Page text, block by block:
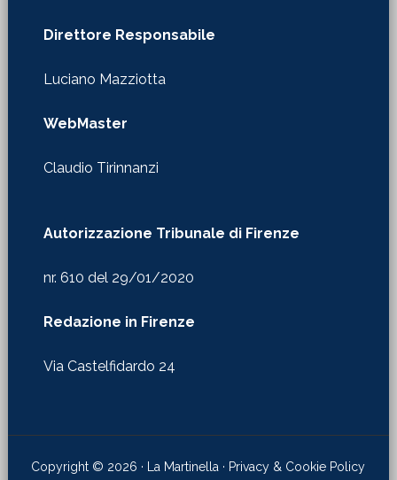
Direttore Responsabile
Luciano Mazziotta
WebMaster
Claudio Tirinnanzi
Autorizzazione Tribunale di Firenze
nr. 610 del 29/01/2020
Redazione in Firenze
Via Castelfidardo 24
Copyright © 2026 · La Martinella · Privacy & Cookie Policy